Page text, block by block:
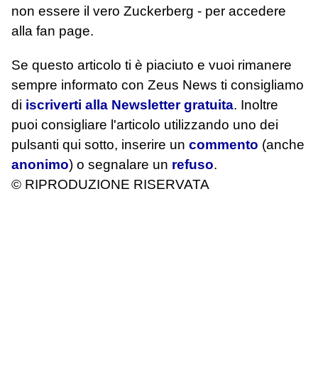
non essere il vero Zuckerberg - per accedere
alla fan page.
Se questo articolo ti è piaciuto e vuoi rimanere
sempre informato con Zeus News ti consigliamo
di iscriverti alla Newsletter gratuita. Inoltre
puoi consigliare l'articolo utilizzando uno dei
pulsanti qui sotto, inserire un commento (anche
anonimo) o segnalare un refuso.
© RIPRODUZIONE RISERVATA